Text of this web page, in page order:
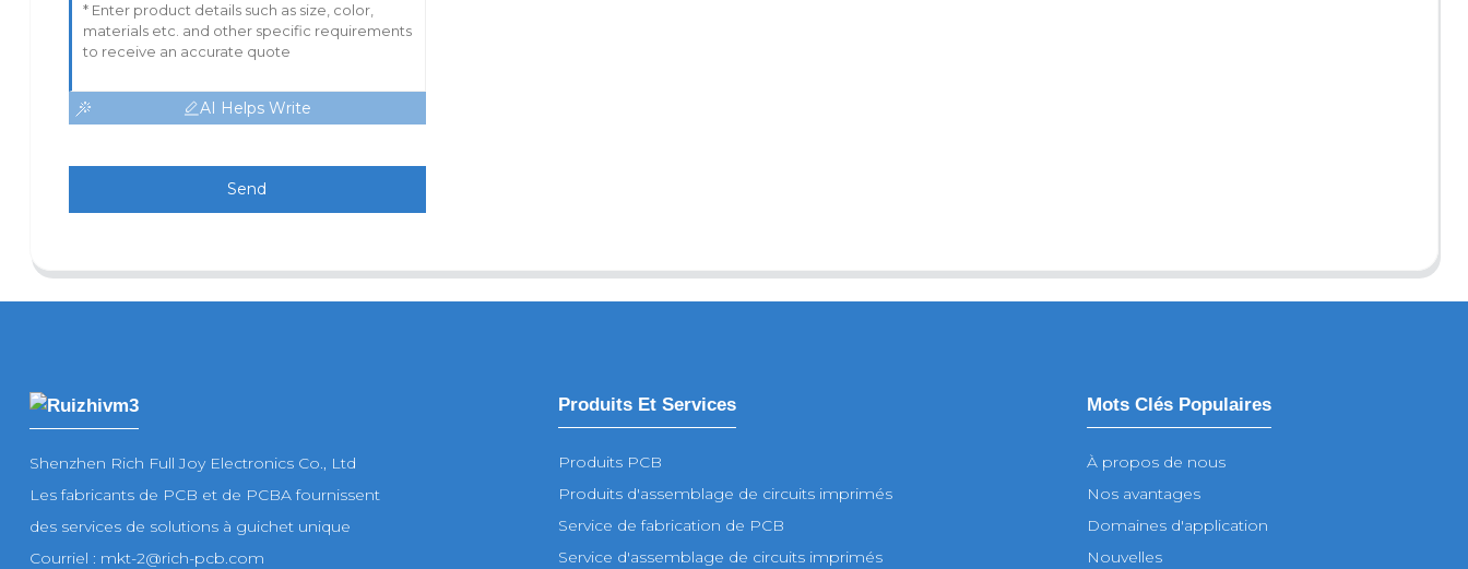
AI Helps Write
Send
Shenzhen Rich Full Joy Electronics Co., Ltd
Les fabricants de PCB et de PCBA fournissent
des services de solutions à guichet unique
Courriel : mkt-2@rich-pcb.com
Produits Et Services
Produits PCB
Produits d'assemblage de circuits imprimés
Service de fabrication de PCB
Service d'assemblage de circuits imprimés
Mots Clés Populaires
À propos de nous
Nos avantages
Domaines d'application
Nouvelles